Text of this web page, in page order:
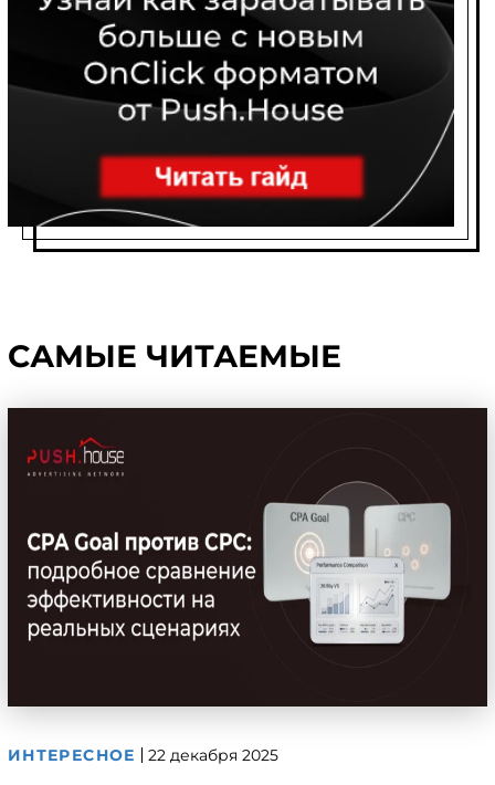
САМЫЕ ЧИТАЕМЫЕ
ИНТЕРЕСНОЕ 22 декабря 2025